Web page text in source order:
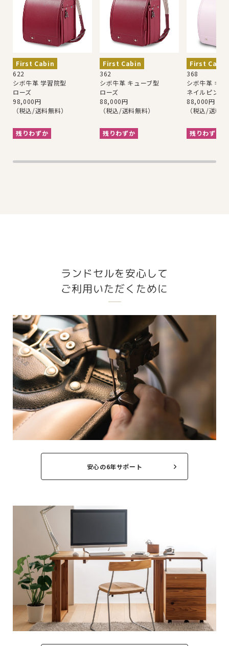
First Cabin
622
シボ牛革 学習院型
ローズ
98,000円
（税込/送料無料）
残りわずか
First Cabin
362
シボ牛革 キューブ型
ローズ
88,000円
（税込/送料無料）
残りわずか
First Cabin
368
シボ牛革 キュ
ネイルピンク
88,000円
（税込/送料
残りわずか
ランドセルを安心して
ご利用いただくために
安心の6年サポート